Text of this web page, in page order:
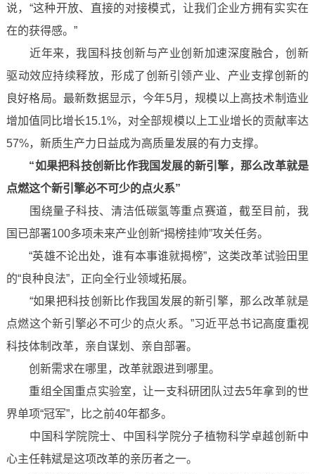
说，“这种开放、直接的对接模式，让我们企业方拥有实实在
在的获得感。”
近年来，我国科技创新与产业创新加速深度融合，创新
驱动效应持续释放，形成了创新引领产业、产业支撑创新的
良好格局。最新数据显示，今年5月，规模以上高技术制造业
增加值同比增长15.1%，对全部规模以上工业增长的贡献率达
57%，新质生产力日益成为高质量发展的有力支撑。
“如果把科技创新比作我国发展的新引擎，那么改革就是
点燃这个新引擎必不可少的点火系”
围绕量子科技、清洁低碳氢等重点赛道，截至目前，我
国已部署100多项未来产业创新“揭榜挂帅”攻关任务。
“英雄不论出处，谁有本事谁就揭榜”，这类改革试验田里
的“良种良法”，正向全行业领域拓展。
“如果把科技创新比作我国发展的新引擎，那么改革就是
点燃这个新引擎必不可少的点火系。”习近平总书记高度重视
科技体制改革，亲自谋划、亲自部署。
创新需求在哪里，改革就跟进到哪里。
重组全国重点实验室，让一支科研团队过去5年拿到的世
界单项“冠军”，比之前40年都多。
中国科学院院士、中国科学院分子植物科学卓越创新中
心主任韩斌是这项改革的亲历者之一。